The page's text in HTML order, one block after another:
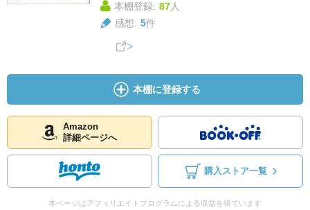
本棚登録: 87人
感想: 5件
本棚に登録する
Amazon
詳細ページへ
購入ストア一覧
本ページはアフィリエイトプログラムによる収益を得ています